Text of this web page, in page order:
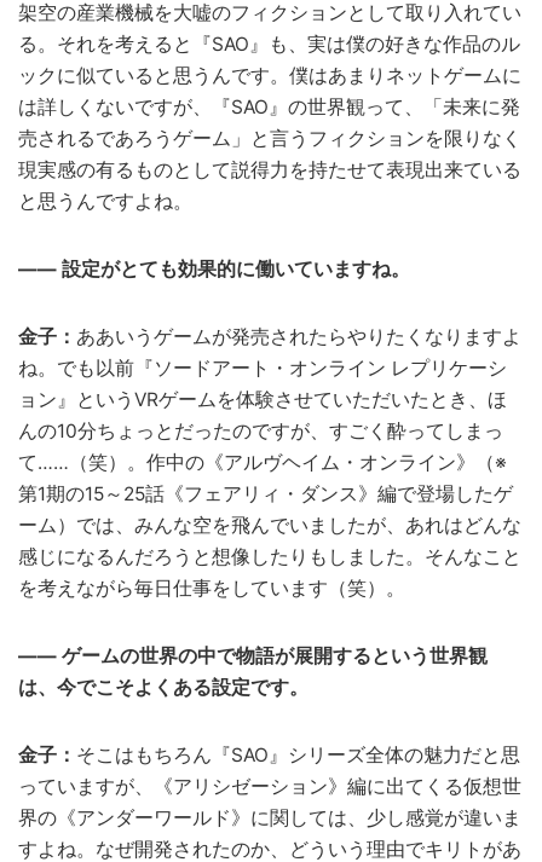
架空の産業機械を大嘘のフィクションとして取り入れてい
る。それを考えると『SAO』も、実は僕の好きな作品のル
ックに似ていると思うんです。僕はあまりネットゲームに
は詳しくないですが、『SAO』の世界観って、「未来に発
売されるであろうゲーム」と言うフィクションを限りなく
現実感の有るものとして説得力を持たせて表現出来ている
と思うんですよね。
―― 設定がとても効果的に働いていますね。
金子： ああいうゲームが発売されたらやりたくなりますよ
ね。でも以前『ソードアート・オンライン レプリケーシ
ョン』というVRゲームを体験させていただいたとき、ほ
んの10分ちょっとだったのですが、すごく酔ってしまっ
て……（笑）。作中の《アルヴヘイム・オンライン》（※
第1期の15～25話《フェアリィ・ダンス》編で登場したゲ
ーム）では、みんな空を飛んでいましたが、あれはどんな
感じになるんだろうと想像したりもしました。そんなこと
を考えながら毎日仕事をしています（笑）。
―― ゲームの世界の中で物語が展開するという世界観
は、今でこそよくある設定です。
金子： そこはもちろん『SAO』シリーズ全体の魅力だと思
っていますが、《アリシゼーション》編に出てくる仮想世
界の《アンダーワールド》に関しては、少し感覚が違いま
すよね。なぜ開発されたのか、どういう理由でキリトがあ